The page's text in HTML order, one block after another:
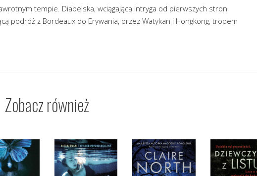
tempie. Diabelska, wciągająca intryga od pierwszych stron
podróż z Bordeaux do Erywania, przez Watykan i Hongkong, tropem
Zobacz również